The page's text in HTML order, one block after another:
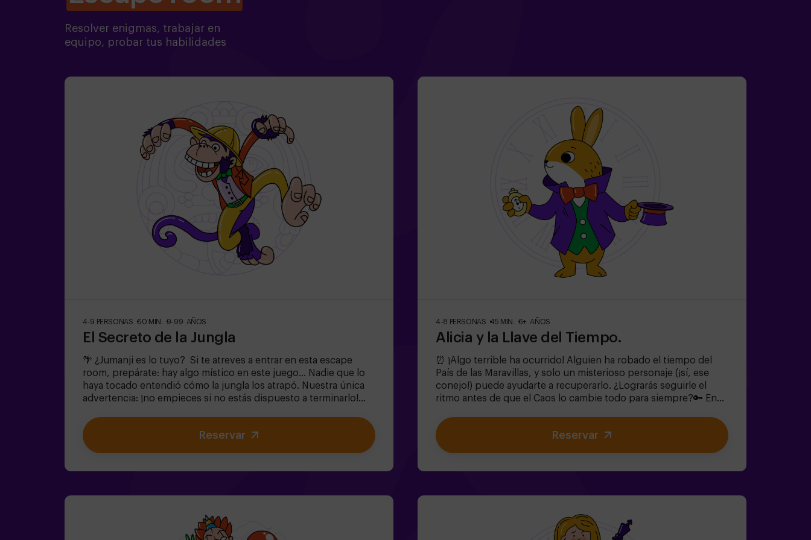
Resolver enigmas, trabajar en
equipo, probar tus habilidades
4-9 PERSONAS 60 MIN. 9-99 AÑOS
El Secreto de la Jungla
🌴 ¿Jumanji es lo tuyo? Si te atreves a entrar en esta escape
room, prepárate: hay algo místico en este juego... Nadie que lo
haya tocado entendió cómo la jungla los atrapó. Nuestra única
advertencia: ¡no empieces si no estás dispuesto a terminarlo!
equipo con valor para encontrar la caja del juego y volver a
encerrar a este mundo mágico en su interior, de lo contrario,
quedaréis atrapados para siempre. No tardes, ¡cada segundo
fiestas infantiles❗Si todos jugadores del equipo son menores o
pero si incluyes las palabras MODO EASY en tu reserva,
podremos añadir pistas adicionales para que bajar el nivel de
Reservar
4-8 PERSONAS 45 MIN. 6+ AÑOS
Alicia y la Llave del Tiempo.
⏰ ¡Algo terrible ha ocurrido! Alguien ha robado el tiempo del
País de las Maravillas, y solo un misterioso personaje (¡sí, ese
conejo!) puede ayudarte a recuperarlo. ¿Lograrás seguirle el
ritmo antes de que el Caos lo cambie todo para siempre?🔑 En
donde:✔ Resolverás enigmas divertidos (¡como los del
Sombrerero Loco!).✔ Explorarás el Jardín Secreto de la Reina
(¡cuidado con las rosas!).✔ Ayudarás a restaurar el tiempo… ¡y la
niños | familias | cumpleaños infantiles🎂 Además del juego,
(dificultad baja, perfecto para pequeños aventureros).⚠️ Aviso:
Pasos estrechos en algunas zonas.
Reservar